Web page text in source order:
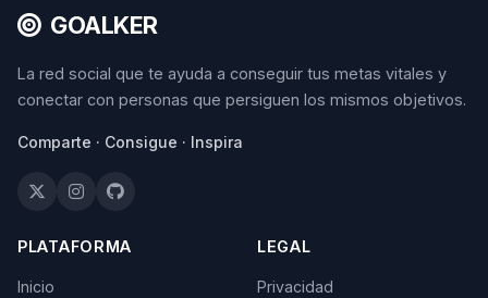
GOALKER
La red social que te ayuda a conseguir tus metas vitales y
conectar con personas que persiguen los mismos objetivos.
Comparte · Consigue · Inspira
PLATAFORMA
Inicio
LEGAL
Privacidad